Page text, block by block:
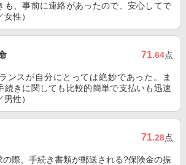
も、事前に連絡があったので、安心してで
性）
71.64点
ンスが自分にとっては絶妙であった。ま
続きに関しても比較的簡単で支払いも迅速
性）
71.28点
の際、手続き書類が郵送される?保険金の振